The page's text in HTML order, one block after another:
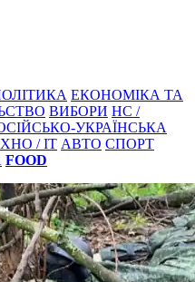
ЕКОНОМІКА ТА
ВИБОРИ НС /
УКРАЇНСЬКА
/ IT АВТО СПОРТ
FOOD